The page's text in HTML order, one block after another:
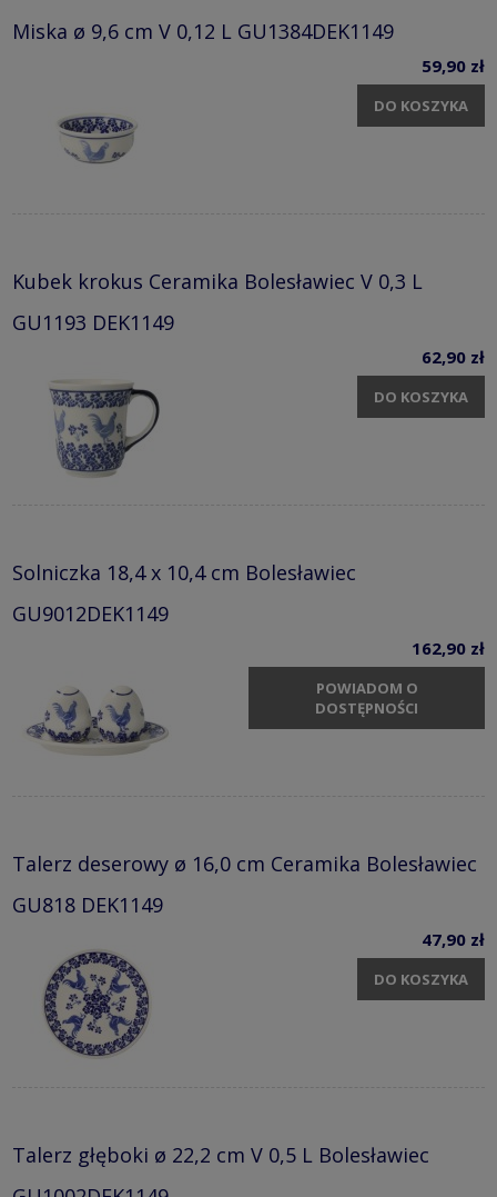
Miska ø 9,6 cm V 0,12 L GU1384DEK1149
59,90 zł
DO KOSZYKA
Kubek krokus Ceramika Bolesławiec V 0,3 L
GU1193 DEK1149
62,90 zł
DO KOSZYKA
Solniczka 18,4 x 10,4 cm Bolesławiec
GU9012DEK1149
162,90 zł
POWIADOM O
DOSTĘPNOŚCI
Talerz deserowy ø 16,0 cm Ceramika Bolesławiec
GU818 DEK1149
47,90 zł
DO KOSZYKA
Talerz głęboki ø 22,2 cm V 0,5 L Bolesławiec